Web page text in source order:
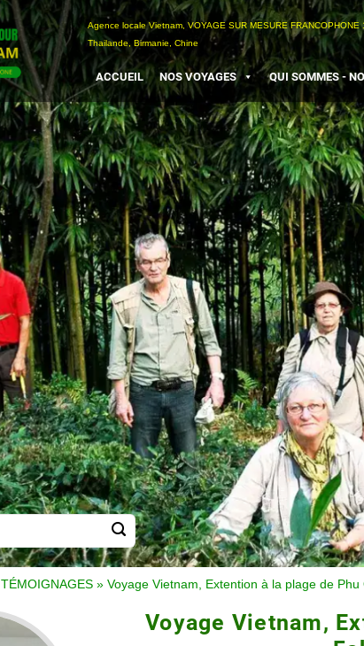
Agence locale Vietnam, VOYAGE SUR MESURE
Thailande, Birmanie, Chine
ACCUEIL NOS VOYAGES QUI SOMMES -
TÉMOIGNAGES » Voyage Vietnam, Extention à la plage de
Voyage Vietnam,